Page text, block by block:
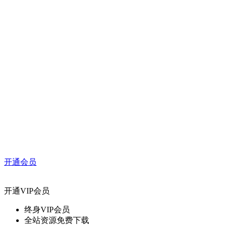
开通会员
开通VIP会员
终身VIP会员
全站资源免费下载